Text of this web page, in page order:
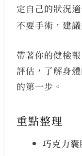
定自己的狀況
不要手術， 建
帶著你的健檢
評估，了解身
的第一步。
重點整理
巧克力囊